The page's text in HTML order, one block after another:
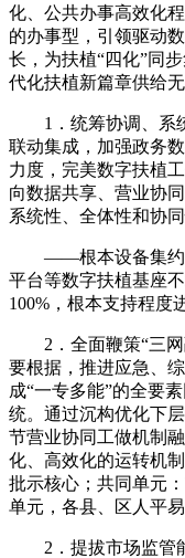
化、公共办事高效化
的办事型，引领驱动
长，为扶植“四化”同
代化扶植新篇章供给无
1．统筹协调、系统
联动集成，加强政务
力度，完美数字扶植
向数据共享、营业协
系统性、全体性和协
——根本设备集约完
平台等数字扶植基座
100%，根本支持程度
2．全面鞭策“三网
要根据，推进应急、
成“一专多能”的全要
统。通过沉构优化下
节营业协同工做机制
化、高效化的运转机
批示核心；共同单元
单元，各县、区人平
2．提拔市场监管能